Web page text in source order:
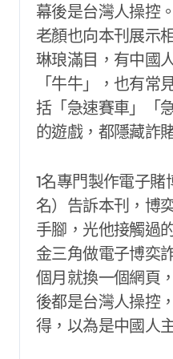
幕後是台灣人操控
老顏也向本刊展示
琳琅滿目，有中國
「牛牛」，也有常
括「急速賽車」「
的遊戲，都隱藏詐
1名專門製作電子
名）告訴本刊，博
手腳，光他接觸過
金三角做電子博奕
個月就換一個網頁
後都是台灣人操控
得，以為是中國人